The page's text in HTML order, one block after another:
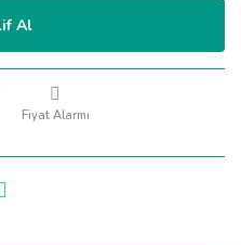
Al
Fiyat Alarmı